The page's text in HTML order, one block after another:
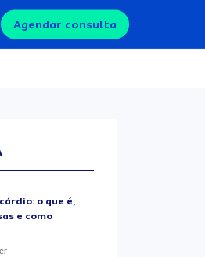
Agendar consulta
o que é,
e como